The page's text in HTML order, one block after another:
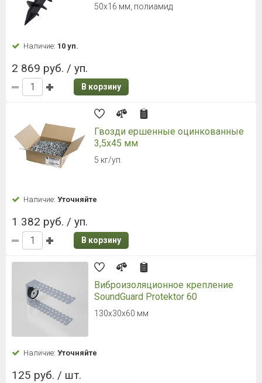
50х16 мм, полиамид
Наличие: 10 уп.
2 869 руб. / уп.
В корзину
Гвозди ершенные оцинкованные
3,5х45 мм
5 кг/уп.
Наличие: Уточняйте
1 382 руб. / уп.
В корзину
Виброизоляционное крепление
SoundGuard Protektor 60
130х30х60 мм
Наличие: Уточняйте
125 руб. / шт.